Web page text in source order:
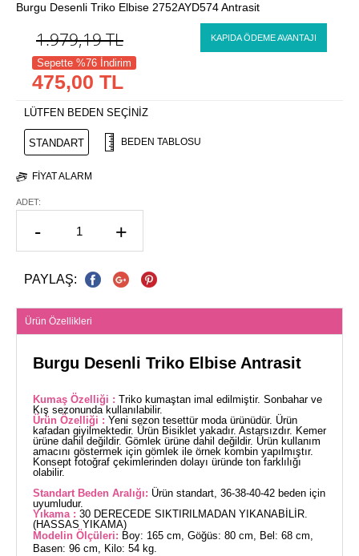
Burgu Desenli Triko Elbise 2752AYD574 Antrasit
1.979,19TL KAPIDA ÖDEME AVANTAJI
Sepette %76 İndirim
475,00 TL
LÜTFEN BEDEN SEÇİNİZ
STANDART BEDEN TABLOSU
FIYAT ALARM
ADET:
- +
PAYLAŞ:
Ürün Özellikleri
Burgu Desenli Triko Elbise Antrasit
Kumaş Özelliği : Triko kumaştan imal edilmiştir. Sonbahar ve
Kış sezonunda kullanılabilir.
Ürün Özelliği : Yeni sezon tesettür moda ürünüdür. Ürün
kafadan giyilmektedir. Ürün Bisiklet yakadır. Astarsızdır. Kemer
ürüne dahil değildir. Gömlek ürüne dahil değildir. Ürün kullanım
amacını göstermek için gömlek ile örnek kombin yapılmıştır.
Konsept fotoğraf çekimlerinden dolayı üründe ton farklılığı
olabilir.
Standart Beden Aralığı: Ürün standart, 36-38-40-42 beden için
uyumludur.
Yıkama : 30 DERECEDE SIKTIRILMADAN YIKANABİLİR.
(HASSAS YIKAMA)
Modelin Ölçüleri: Boy: 165 cm, Göğüs: 80 cm, Bel: 68 cm,
Basen: 96 cm, Kilo: 54 kg.